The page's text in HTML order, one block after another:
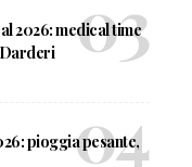
2026: medical time
pioggia pesante,